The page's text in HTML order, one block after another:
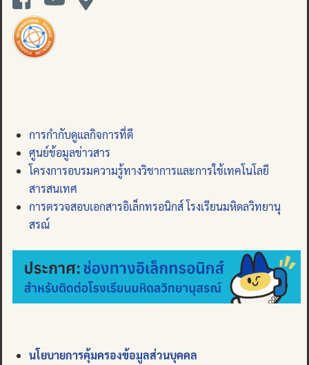
การกำกับดูแลกิจการที่ดี
ศูนย์ข้อมูลข่าวสาร
โครงการอบรมความรู้ทางวิชาการและการใช้เทคโนโลยี
สารสนเทศ
การตรวจสอบเอกสารอิเล็กทรอนิกส์ โรงเรียนมหิดลวิทยานุ
สรณ์
นโยบายการคุ้มครองข้อมูลส่วนบุคคล